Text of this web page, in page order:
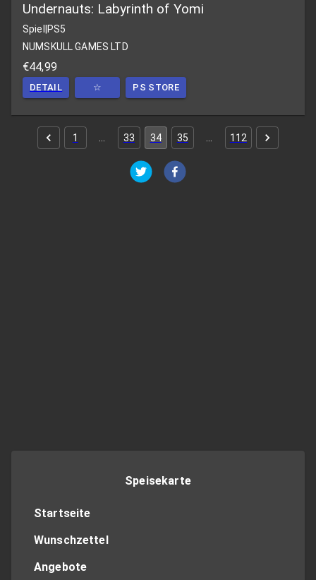
Undernauts: Labyrinth of Yomi
Spiel
PS5
NUMSKULL GAMES LTD
€44,99
DETAIL ☆ PS STORE
1 33 34 35 112
Speisekarte
Startseite
Wunschzettel
Angebote